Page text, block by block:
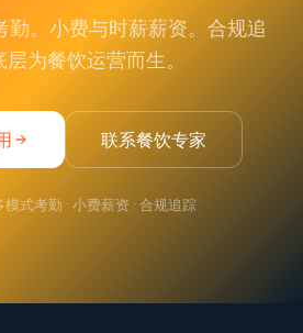
勤。小费与时薪薪资。合规追
为餐饮运营而生。
联系餐饮专家
模式考勤 · 小费薪资 · 合规追踪